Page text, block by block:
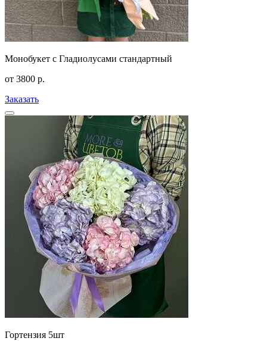
Монобукет с Гладиолусами стандартный
от 3800 р.
Заказать
Гортензия 5шт